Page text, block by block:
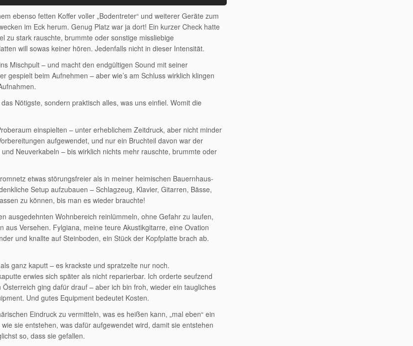
ebenso fetten Koffer voller „Bodentreter“ und weiterer Geräte zum
im Eck herum. Genug Platz war ja dort! Ein kurzer Check hatte
zu stark rauschte, brummte oder sonstige missliebige
will sowas keiner hören. Jedenfalls nicht in dieser Intensität.
Mischpult – und macht den endgültigen Sound mit seiner
gespielt beim Aufnehmen – aber wie’s am Schluss wirklich klingen
Nötigste, sondern praktisch alles, was uns einfiel. Womit die
einspielten – unter erheblichem Zeitdruck, aber nicht minder
aufgewendet, und nur ein Bruchteil davon war der
Neuverkabeln – bis wirklich nichts mehr rauschte, brummte oder
etwas störungsfreier als in meiner heimischen Bauernhaus-
Setup aufzubauen – Schlagzeug, Klavier, Gitarren, Bässe,
zu können, bis man es wieder brauchte!
ausgedehnten Wohnbereich reinlümmeln, ohne Gefahr zu laufen,
Versehen. Fylgiana, meine teure Akustikgitarre, eine Ovation
und knallte auf Steinboden, ein Stück der Kopfplatte brach ab.
ganz kaputt – es krackste und spratzelte nur noch.
erwies sich später als nicht reparierbar. Ich orderte seufzend
ging dafür drauf – aber ich bin froh, wieder ein taugliches
Und gutes Equipment bedeutet Kosten.
Eindruck zu vermitteln, was es heißen kann, „mal eben“ ein
sie entstehen, was dafür aufgewendet wird, damit sie entstehen
so, dass sie gefallen.